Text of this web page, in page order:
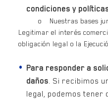
condiciones y
o Nuestras bases
Legitimar el interés
obligación legal o la
Para responder a
daños. Si recibimos
legal, podemos tener